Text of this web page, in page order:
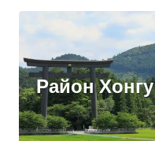
Район Хонгу